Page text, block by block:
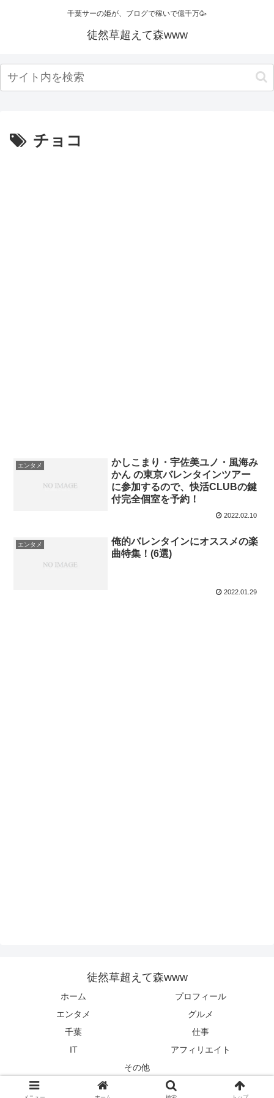
千葉サーの姫が、ブログで稼いで億千万🥳
徒然草超えて森www
チョコ
エンタメ
かしこまり・宇佐美ユノ・風海み
かん の東京バレンタインツアー
に参加するので、快活CLUBの鍵
付完全個室を予約！
2022.02.10
エンタメ
俺的バレンタインにオススメの楽
曲特集！(6選)
2022.01.29
徒然草超えて森www
ホーム
プロフィール
エンタメ
グルメ
千葉
仕事
IT
アフィリエイト
その他
© 2022 徒然草超えて森www.